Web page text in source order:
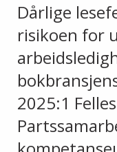
Dårlige
risikoen for
2025:1